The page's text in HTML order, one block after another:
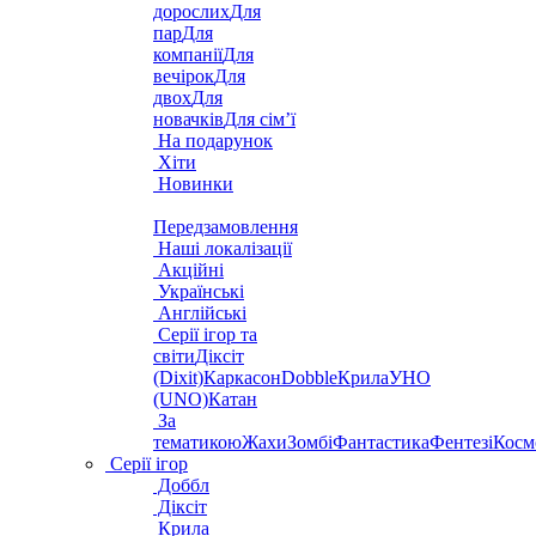
дорослихДля
парДля
компаніїДля
вечірокДля
двохДля
новачківДля сім’ї
На подарунок
Хіти
Новинки
Передзамовлення
Наші локалізації
Акційні
Українські
Англійські
Серії ігор та
світиДіксіт
(Dixit)КаркасонDobbleКрилаУНО
(UNO)Катан
За
тематикоюЖахиЗомбіФантастикаФентезі
Серії ігор
Доббл
Діксіт
Крила